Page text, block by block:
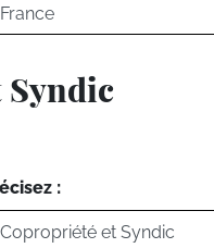
Syndic
: